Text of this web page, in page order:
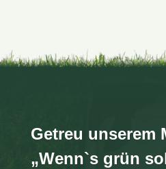
Getreu unserem
„Wenn`s grün